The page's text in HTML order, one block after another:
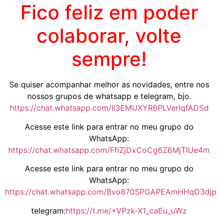
Fico feliz em poder
colaborar, volte
sempre!
Se quiser acompanhar melhor as novidades, entre nos
nossos grupos de whatsapp e telegram, bjo.
https://chat.whatsapp.com/Il3EMUXYR6PLVerlqfADSd
Acesse este link para entrar no meu grupo do
WhatsApp:
https://chat.whatsapp.com/FfiZjDxCoCg6Z6MjTIUe4m
Acesse este link para entrar no meu grupo do
WhatsApp:
https://chat.whatsapp.com/Bvo870SPGAPEAmHHqD3djp
telegram:https://t.me/+VPzk-X1_caEu_uWz